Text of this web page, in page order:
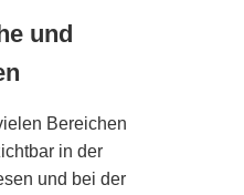
und
Bereichen
in der
und bei der